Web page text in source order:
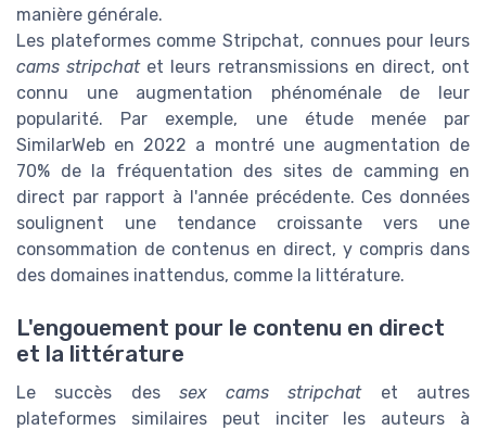
manière générale.
Les plateformes comme Stripchat, connues pour leurs
cams stripchatet leurs retransmissions en direct, ont
connu une augmentation phénoménale de leur
popularité. Par exemple, une étude menée par
SimilarWeb en 2022 a montré une augmentation de
70% de la fréquentation des sites de camming en
direct par rapport à l'année précédente. Ces données
soulignent une tendance croissante vers une
consommation de contenus en direct, y compris dans
des domaines inattendus, comme la littérature.
L'engouement pour le contenu en direct
et la littérature
Le succès des sex cams stripchatet autres
plateformes similaires peut inciter les auteurs à